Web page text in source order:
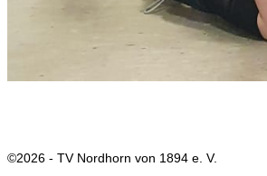
©2026 - TV Nordhorn von 1894 e. V.